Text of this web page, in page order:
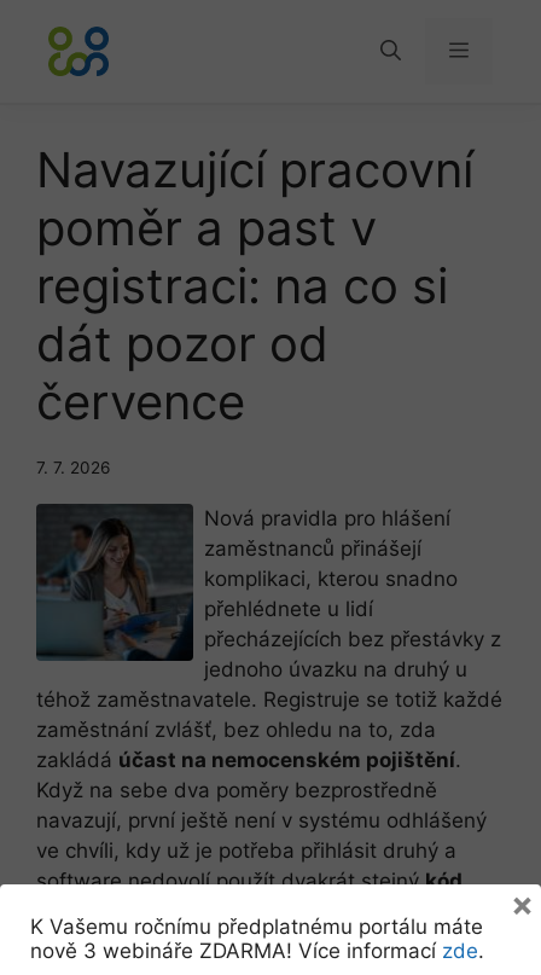
obsah
Menu
Navazující pracovní
poměr a past v
registraci: na co si
dát pozor od
července
7. 7. 2026
Nová pravidla pro hlášení
zaměstnanců přinášejí
komplikaci, kterou snadno
přehlédnete u lidí
přecházejících bez přestávky z
jednoho úvazku na druhý u
téhož zaměstnavatele. Registruje se totiž každé
zaměstnání zvlášť, bez ohledu na to, zda
zakládá účast na nemocenském pojištění.
Když na sebe dva poměry bezprostředně
navazují, první ještě není v systému odhlášený
ve chvíli, kdy už je potřeba přihlásit druhý a
software nedovolí použít dvakrát stejnýkód
druhu činnosti
K Vašemu ročnímu předplatnému portálu máte
nově 3 webináře ZDARMA! Více informací zde.
×